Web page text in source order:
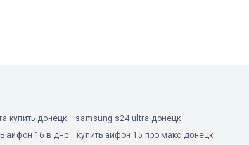
купить донецк
samsung s24 ultra донецк
айфон 16 в днр
купить айфон 15 про макс донецк